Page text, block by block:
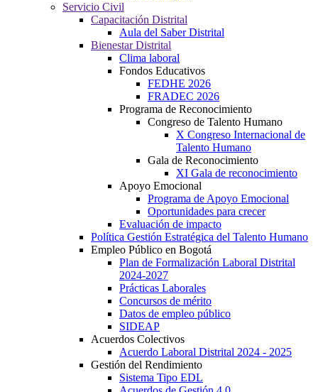
Servicio Civil
Capacitación Distrital
Aula del Saber Distrital
Bienestar Distrital
Clima laboral
Fondos Educativos
FEDHE 2026
FRADEC 2026
Programa de Reconocimiento
Congreso de Talento Humano
X Congreso Internacional de
Talento Humano
Gala de Reconocimiento
XI Gala de reconocimiento
Apoyo Emocional
Programa de Apoyo Emocional
Oportunidades para crecer
Evaluación de impacto
Política Gestión Estratégica del Talento Humano
Empleo Público en Bogotá
Plan de Formalización Laboral Distrital
2024-2027
Prácticas Laborales
Concursos de mérito
Datos de empleo público
SIDEAP
Acuerdos Colectivos
Acuerdo Laboral Distrital 2024 - 2025
Gestión del Rendimiento
Sistema Tipo EDL